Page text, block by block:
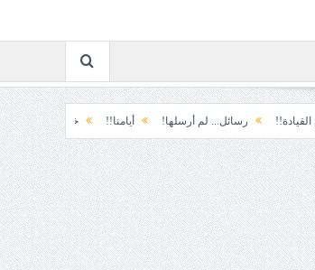
رسائل... لم أرسلها! أيامنا!! خيبة الأمل.... الأولى! خذ